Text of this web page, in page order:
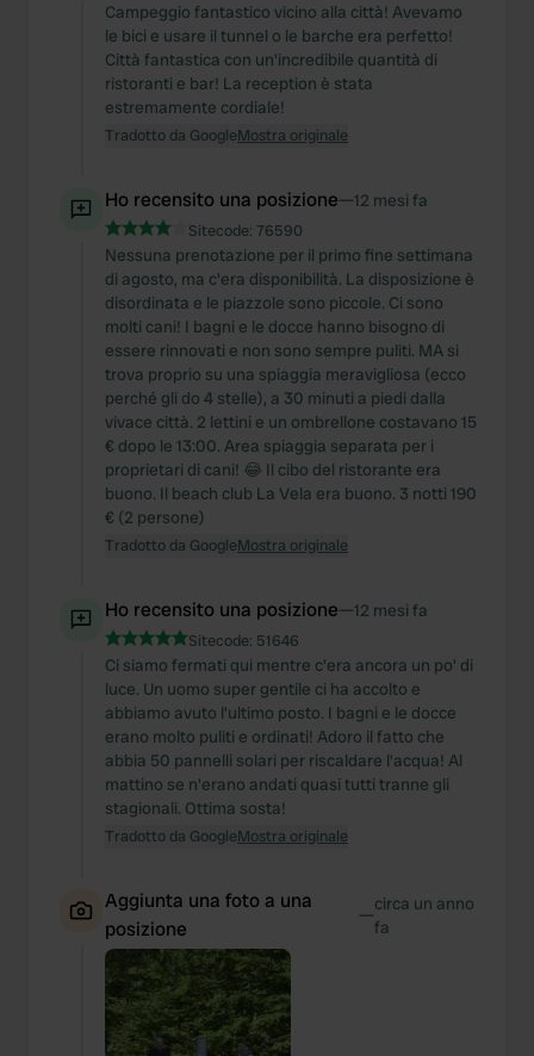
Campeggio fantastico vicino alla città! Avevamo
le bici e usare il tunnel o le barche era perfetto!
Città fantastica con un'incredibile quantità di
ristoranti e bar! La reception è stata
estremamente cordiale!
Tradotto da GoogleMostra originale
Ho recensito una posizione—12 mesi fa
Sitecode: 76590
Nessuna prenotazione per il primo fine settimana
di agosto, ma c'era disponibilità. La disposizione è
disordinata e le piazzole sono piccole. Ci sono
molti cani! I bagni e le docce hanno bisogno di
essere rinnovati e non sono sempre puliti. MA si
trova proprio su una spiaggia meravigliosa (ecco
perché gli do 4 stelle), a 30 minuti a piedi dalla
vivace città. 2 lettini e un ombrellone costavano 15
€ dopo le 13:00. Area spiaggia separata per i
proprietari di cani! 😂 Il cibo del ristorante era
buono. Il beach club La Vela era buono. 3 notti 190
€ (2 persone)
Tradotto da GoogleMostra originale
Ho recensito una posizione—12 mesi fa
Sitecode: 51646
Ci siamo fermati qui mentre c'era ancora un po' di
luce. Un uomo super gentile ci ha accolto e
abbiamo avuto l'ultimo posto. I bagni e le docce
erano molto puliti e ordinati! Adoro il fatto che
abbia 50 pannelli solari per riscaldare l'acqua! Al
mattino se n'erano andati quasi tutti tranne gli
stagionali. Ottima sosta!
Tradotto da GoogleMostra originale
Aggiunta una foto a una
posizione
—circa un anno
fa